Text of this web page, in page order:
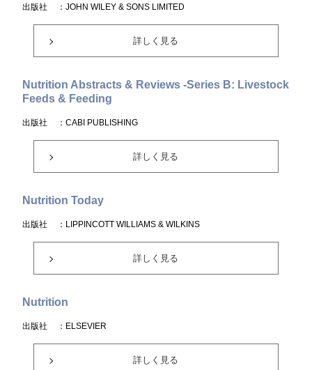
出版社 ：JOHN WILEY & SONS LIMITED
詳しく見る
Nutrition Abstracts & Reviews -Series B: Livestock
Feeds & Feeding
出版社 ：CABI PUBLISHING
詳しく見る
Nutrition Today
出版社 ：LIPPINCOTT WILLIAMS & WILKINS
詳しく見る
Nutrition
出版社 ：ELSEVIER
詳しく見る